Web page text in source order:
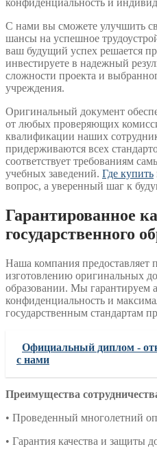
конфиденциальность и
С нами вы сможете улучшить
шансы на успешное
ваш будущий успех решается
инвестируете в надежный
сложности проекта и
учреждения.
Оригинальный документ
от любых проверяющих
квалификации наших
придерживаются всех
соответствует требованиям
учебных заведений. Где купить
вопрос, а уверенный шаг к
Гарантированное
государственного
Наша компания предоставляет
изготовлению оригинальных
образовании. Мы гарантируем
конфиденциальность и
государственным стандартам
Официальный диплом -
с нами
Преимущества
• Проведенный многолетний
• Гарантия качества и защиты